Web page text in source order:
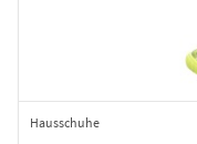
Hausschuhe